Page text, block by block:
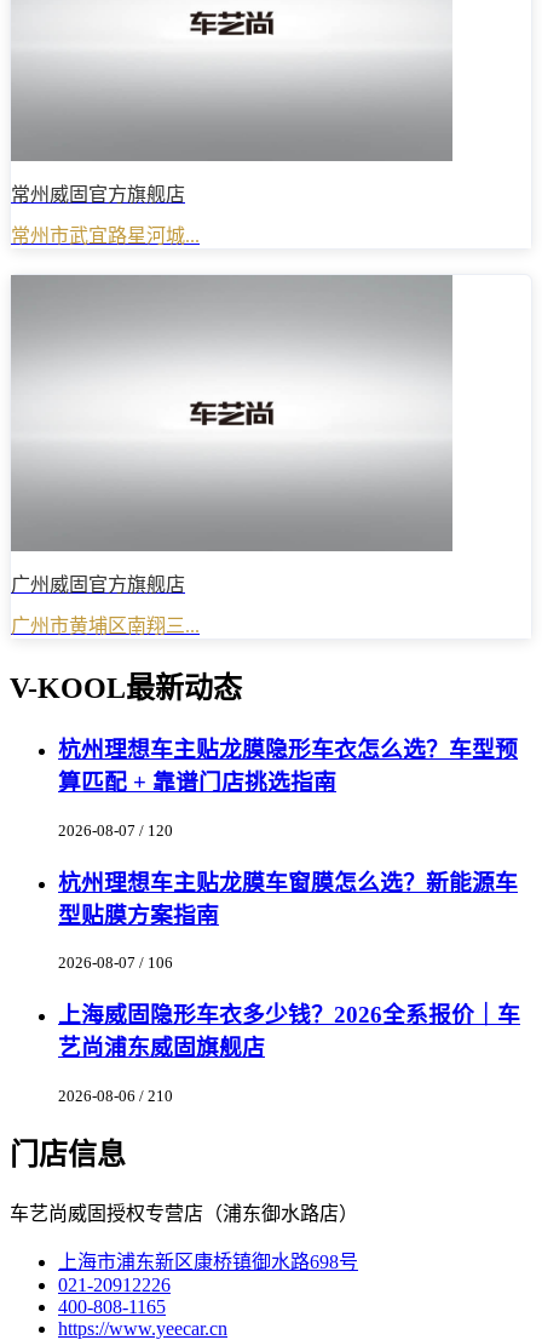
常州威固官方旗舰店
常州市武宜路星河城...
广州威固官方旗舰店
广州市黄埔区南翔三...
V-KOOL最新动态
杭州理想车主贴龙膜隐形车衣怎么选？车型预
算匹配 + 靠谱门店挑选指南
2026-08-07 / 120
杭州理想车主贴龙膜车窗膜怎么选？新能源车
型贴膜方案指南
2026-08-07 / 106
上海威固隐形车衣多少钱？2026全系报价｜车
艺尚浦东威固旗舰店
2026-08-06 / 210
门店信息
车艺尚威固授权专营店（浦东御水路店）
上海市浦东新区康桥镇御水路698号
021-20912226
400-808-1165
https://www.yeecar.cn